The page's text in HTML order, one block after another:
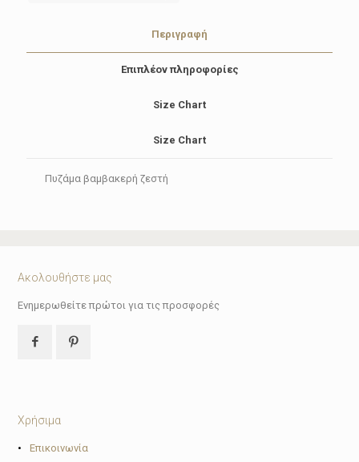
Περιγραφή
Επιπλέον πληροφορίες
Size Chart
Size Chart
Πυζάμα βαμβακερή ζεστή
Ακολουθήστε μας
Ενημερωθείτε πρώτοι για τις προσφορές
Χρήσιμα
• Επικοινωνία